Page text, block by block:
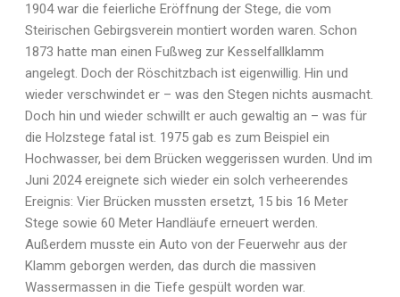
1904 war die feierliche Eröffnung der Stege, die vom
Steirischen Gebirgsverein montiert worden waren. Schon
1873 hatte man einen Fußweg zur Kesselfallklamm
angelegt. Doch der Röschitzbach ist eigenwillig. Hin und
wieder verschwindet er – was den Stegen nichts ausmacht.
Doch hin und wieder schwillt er auch gewaltig an – was für
die Holzstege fatal ist. 1975 gab es zum Beispiel ein
Hochwasser, bei dem Brücken weggerissen wurden. Und im
Juni 2024 ereignete sich wieder ein solch verheerendes
Ereignis: Vier Brücken mussten ersetzt, 15 bis 16 Meter
Stege sowie 60 Meter Handläufe erneuert werden.
Außerdem musste ein Auto von der Feuerwehr aus der
Klamm geborgen werden, das durch die massiven
Wassermassen in die Tiefe gespült worden war.